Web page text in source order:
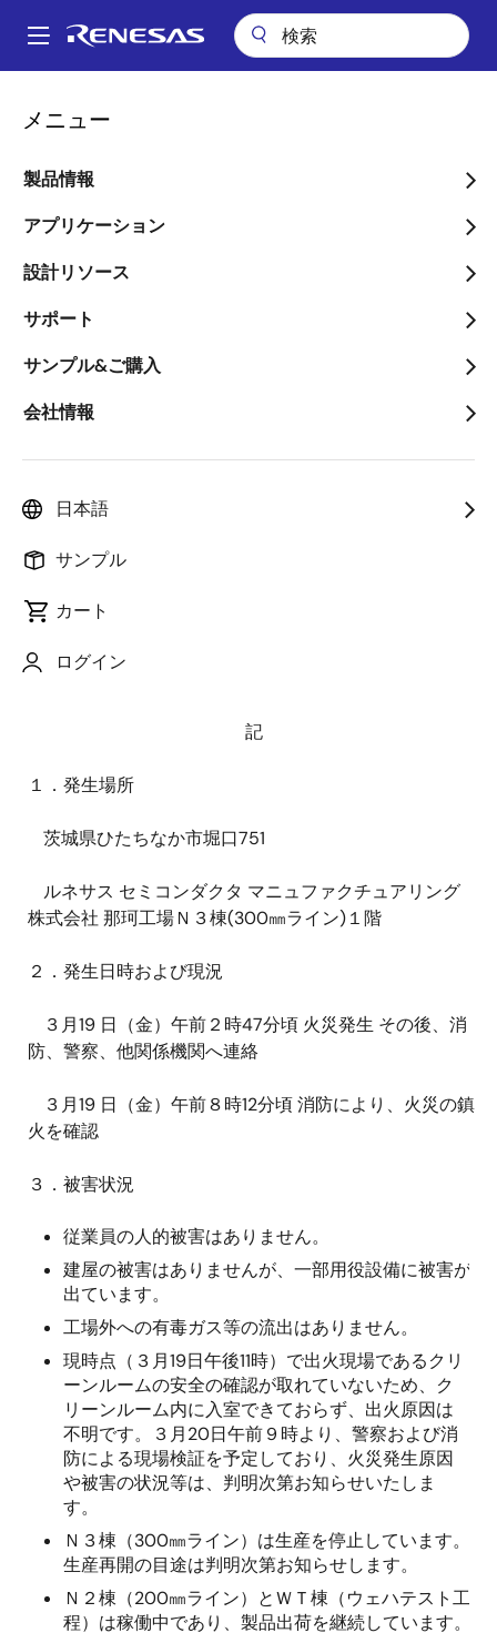
ン
Main
メニュー
製品情報
アプリケーション
設計リソース
サポート
サンプル&ご購入
会社情報
日本語
サンプル
カート
ログイン
パ
ン
く
ず
場）の火災発生に関するお
知らせ
2021年3月19日
2021年３月19日午前２時47分、ルネサス エレクトロ
利、以下、当社）の生産子会社であるルネサス セミコ
場（茨城県ひたちなか市）のＮ３棟（300㎜ライン）
の一部工程において、火災が発生しましたので、下記
のとおりお知らせします。同日午前８時12分に鎮火し
ておりますが、近隣住民の皆さま、お客様、関係企業
の皆さま、関係当局の皆さまなど多くの方々に多大な
るご心配とご迷惑をおかけしていることを深くお詫び
いたします。
記
１．発生場所
茨城県ひたちなか市堀口751
ルネサス セミコンダクタ マニュファクチュアリング
株式会社 那珂工場Ｎ３棟(300㎜ライン)１階
２．発生日時および現況
３月19 日（金）午前２時47分頃 火災発生 その後、消
防、警察、他関係機関へ連絡
３月19 日（金）午前８時12分頃 消防により、火災の鎮
火を確認
３．被害状況
従業員の人的被害はありません。
建屋の被害はありませんが、一部用役設備に被害が
出ています。
工場外への有毒ガス等の流出はありません。
現時点（３月19日午後11時）で出火現場であるクリ
ーンルームの安全の確認が取れていないため、ク
リーンルーム内に入室できておらず、出火原因は
不明です。３月20日午前９時より、警察および消
防による現場検証を予定しており、火災発生原因
や被害の状況等は、判明次第お知らせいたしま
す。
Ｎ３棟（300㎜ライン）は生産を停止しています。
生産再開の目途は判明次第お知らせします。
Ｎ２棟（200㎜ライン）とＷＴ棟（ウェハテスト工
程）は稼働中であり、製品出荷を継続しています。